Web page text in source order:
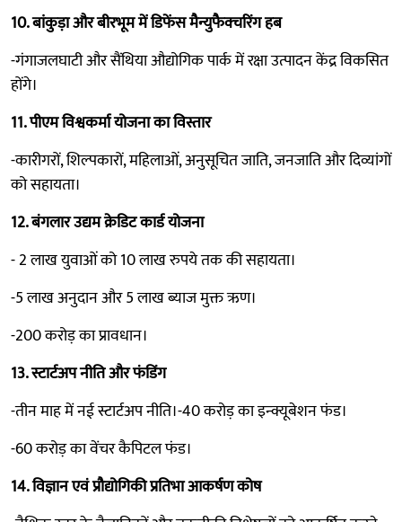
10. बांकुड़ा और बीरभूम में डिफेंस मैन्युफैक्चरिंग हब
-गंगाजलघाटी और सैंथिया औद्योगिक पार्क में रक्षा उत्पादन केंद्र विकसित
होंगे।
11. पीएम विश्वकर्मा योजना का विस्तार
-कारीगरों, शिल्पकारों, महिलाओं, अनुसूचित जाति, जनजाति और दिव्यांगों
को सहायता।
12. बंगलार उद्यम क्रेडिट कार्ड योजना
- 2 लाख युवाओं को 10 लाख रुपये तक की सहायता।
-5 लाख अनुदान और 5 लाख ब्याज मुक्त ऋण।
-200 करोड़ का प्रावधान।
13. स्टार्टअप नीति और फंडिंग
-तीन माह में नई स्टार्टअप नीति।-40 करोड़ का इन्क्यूबेशन फंड।
-60 करोड़ का वेंचर कैपिटल फंड।
14. विज्ञान एवं प्रौद्योगिकी प्रतिभा आकर्षण कोष